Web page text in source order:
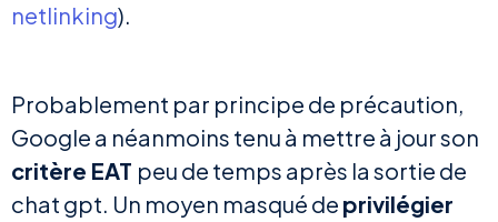
netlinking).
Probablement par principe de précaution,
Google a néanmoins tenu à mettre à jour son
critère EAT peu de temps après la sortie de
chat gpt. Un moyen masqué de privilégier